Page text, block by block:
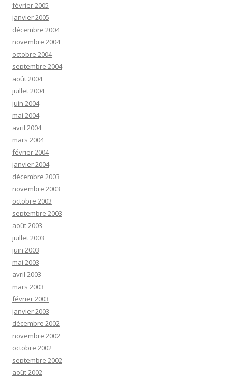
février 2005
janvier 2005
décembre 2004
novembre 2004
octobre 2004
septembre 2004
août 2004
juillet 2004
juin 2004
mai 2004
avril 2004
mars 2004
février 2004
janvier 2004
décembre 2003
novembre 2003
octobre 2003
septembre 2003
août 2003
juillet 2003
juin 2003
mai 2003
avril 2003
mars 2003
février 2003
janvier 2003
décembre 2002
novembre 2002
octobre 2002
septembre 2002
août 2002